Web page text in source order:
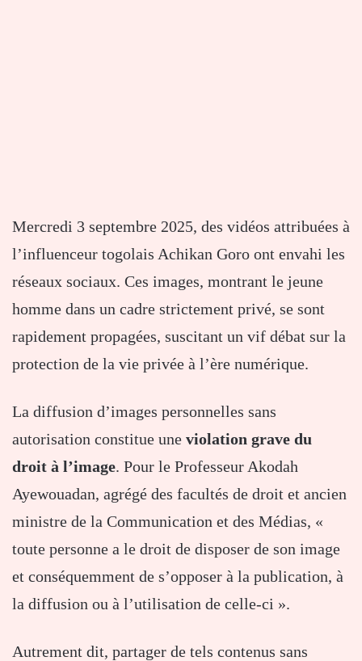
Mercredi 3 septembre 2025, des vidéos attribuées à
l’influenceur togolais Achikan Goro ont envahi les
réseaux sociaux. Ces images, montrant le jeune
homme dans un cadre strictement privé, se sont
rapidement propagées, suscitant un vif débat sur la
protection de la vie privée à l’ère numérique.
La diffusion d’images personnelles sans
autorisation constitue une violation grave du
droit à l’image. Pour le Professeur Akodah
Ayewouadan, agrégé des facultés de droit et ancien
ministre de la Communication et des Médias, «
toute personne a le droit de disposer de son image
et conséquemment de s’opposer à la publication, à
la diffusion ou à l’utilisation de celle-ci ».
Autrement dit, partager de tels contenus sans